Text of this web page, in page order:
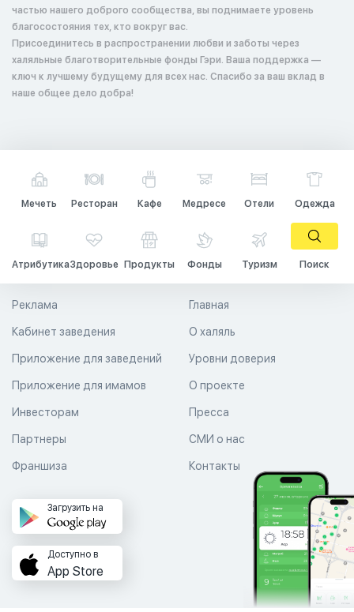
частью нашего доброго сообщества, вы поднимаете уровень
благосостояния тех, кто вокруг вас.
Присоединитесь в распространении любви и заботы через
халяльные благотворительные фонды Гэри. Ваша поддержка —
ключ к лучшему будущему для всех нас. Спасибо за ваш вклад в
наше общее дело добра!
Мечеть Ресторан Кафе Медресе Отели Одежда
АтрибутикаЗдоровье Продукты Фонды Туризм Поиск
Главная
О халяль
Уровни доверия
Реклама
Кабинет заведения
Приложение для заведений
Приложение для имамов О проекте
Пресса
СМИ о нас
Контакты
Инвесторам
Партнеры
Франшиза
Загрузить на
Доступно в
App Store